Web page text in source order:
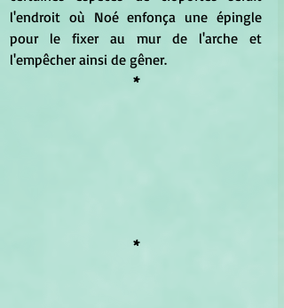
l'endroit où Noé enfonça une épingle
pour le fixer au mur de l'arche et
l'empêcher ainsi de gêner.
*
*